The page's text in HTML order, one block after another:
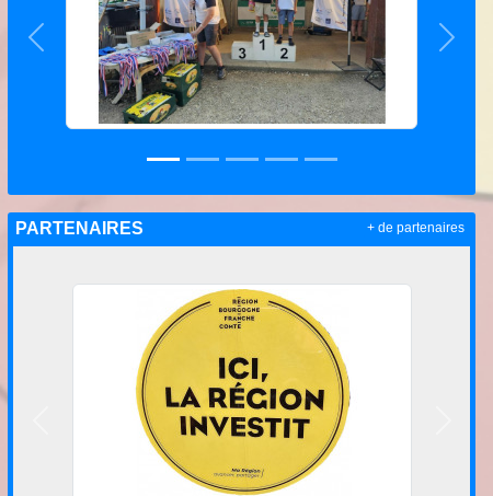
Précedent
PARTENAIRES + de partenaires